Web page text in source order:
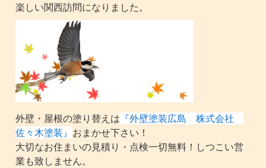
楽しい関西訪問になりました。
外壁・屋根の塗り替えは 『外壁塗装広島 株式会社
佐々木塗装』 おまかせ下さい！
大切なお住まいの見積り・点検一切無料！しつこい営
業も致しません。